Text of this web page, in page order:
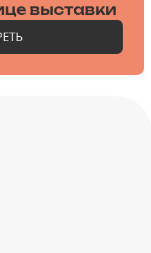
выставки